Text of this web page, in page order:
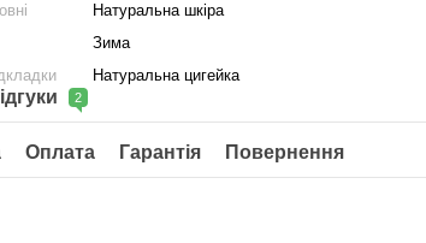
Натуральна шкіра
Зима
Натуральна цигейка
2
Оплата Гарантія Повернення